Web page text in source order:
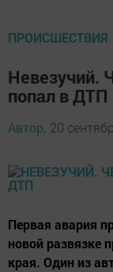
ПРОИСШЕСТВИЯ
Невезучий.
попал в ДТП
Автор, 20
Первая авария
новой развязке
края. Один из